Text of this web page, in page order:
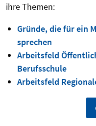
ihre Themen:
Gründe, die für ein
sprechen
Arbeitsfeld
Berufsschule
Arbeitsfeld